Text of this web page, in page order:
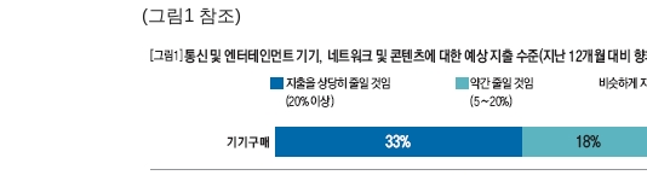
(그림1 참조)